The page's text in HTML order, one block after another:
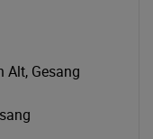
Alt, Gesang